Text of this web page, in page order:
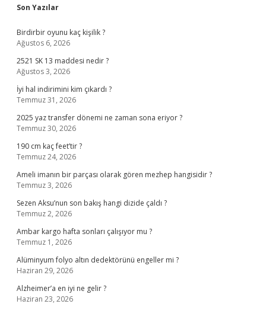
Sidebar
Son Yazılar
Birdirbir oyunu kaç kişilik ?
Ağustos 6, 2026
2521 SK 13 maddesi nedir ?
Ağustos 3, 2026
İyi hal indirimini kim çıkardı ?
Temmuz 31, 2026
2025 yaz transfer dönemi ne zaman sona eriyor ?
Temmuz 30, 2026
190 cm kaç feet’tir ?
Temmuz 24, 2026
Ameli imanın bir parçası olarak gören mezhep hangisidir ?
Temmuz 3, 2026
Sezen Aksu’nun son bakış hangi dizide çaldı ?
Temmuz 2, 2026
Ambar kargo hafta sonları çalışıyor mu ?
Temmuz 1, 2026
Alüminyum folyo altın dedektörünü engeller mi ?
Haziran 29, 2026
Alzheimer’a en iyi ne gelir ?
Haziran 23, 2026